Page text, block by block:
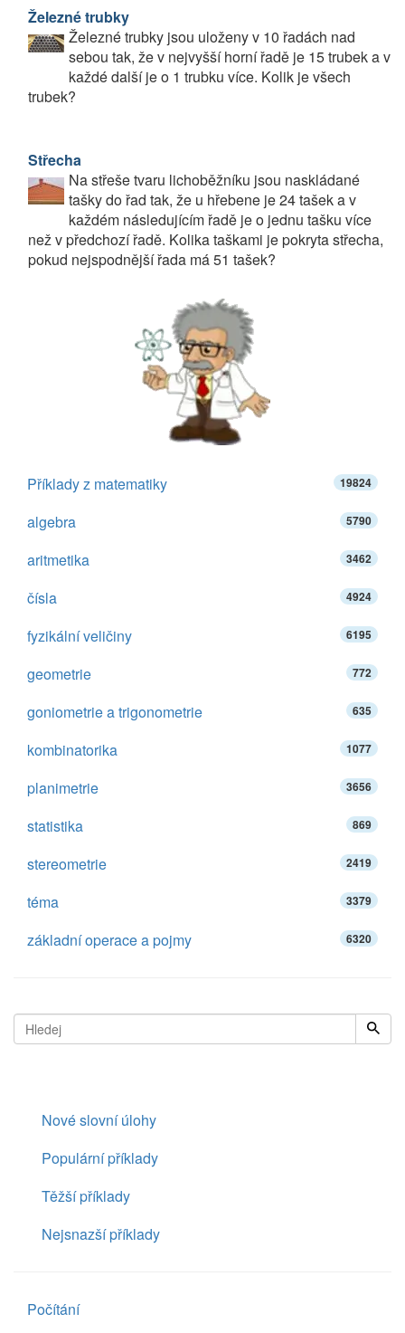
Železné trubky
Železné trubky jsou uloženy v 10 řadách nad
sebou tak, že v nejvyšší horní řadě je 15 trubek a v
každé další je o 1 trubku více. Kolik je všech
trubek?
Střecha
Na střeše tvaru lichoběžníku jsou naskládané
tašky do řad tak, že u hřebene je 24 tašek a v
každém následujícím řadě je o jednu tašku více
než v předchozí řadě. Kolika taškami je pokryta střecha,
pokud nejspodnější řada má 51 tašek?
Příklady z matematiky 19824
algebra 5790
aritmetika 3462
čísla 4924
fyzikální veličiny 6195
geometrie 772
goniometrie a trigonometrie 635
kombinatorika 1077
planimetrie 3656
statistika 869
stereometrie 2419
téma 3379
základní operace a pojmy 6320
Nové slovní úlohy
Populární příklady
Těžší příklady
Nejsnazší příklady
Počítání